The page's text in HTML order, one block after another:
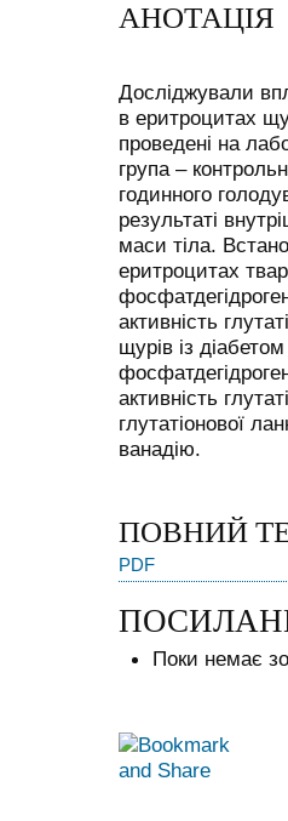
АНОТАЦІЯ
Досліджували
в еритроцитах
проведені на
група –
годинного
результаті
маси тіла.
еритроцитах
активність
щурів із
активність
глутатіонової
ванадію.
ПОВНИЙ
PDF
Поки немає